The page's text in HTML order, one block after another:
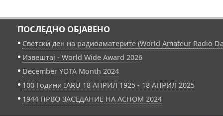
ПОСЛЕДНО ОБЈАВЕНО
Светски ден на радиоаматерите (World Amateur Radio
Извештај - World Wide Award 2026
December YOTA Month 2024
100 Години IARU 18 АПРИЛ 1925 - 18 АПРИЛ 2025
1944 ПРВО ЗАСЕДАНИЕ НА АСНОМ 2024